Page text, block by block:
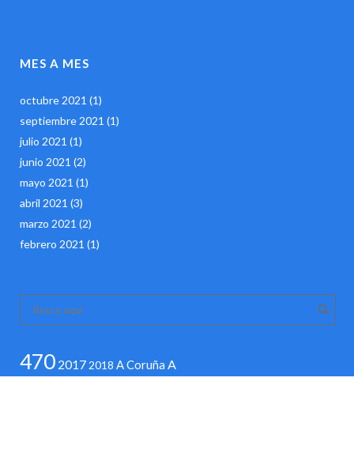
MES A MES
octubre 2021 (1)
septiembre 2021 (1)
julio 2021 (1)
junio 2021 (2)
mayo 2021 (1)
abril 2021 (3)
marzo 2021 (2)
febrero 2021 (1)
470 2017 2018 A Coruña A